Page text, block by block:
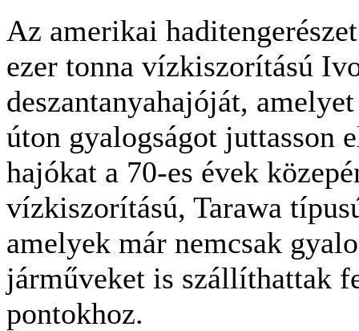
Az amerikai
ezer tonna vízkiszorítású
deszantanyahajóját,
úton gyalogságot juttasson
hajókat a 70-es évek
vízkiszorítású, Tarawa
amelyek már nemcsak
járműveket is szállíthattak
pontokhoz.